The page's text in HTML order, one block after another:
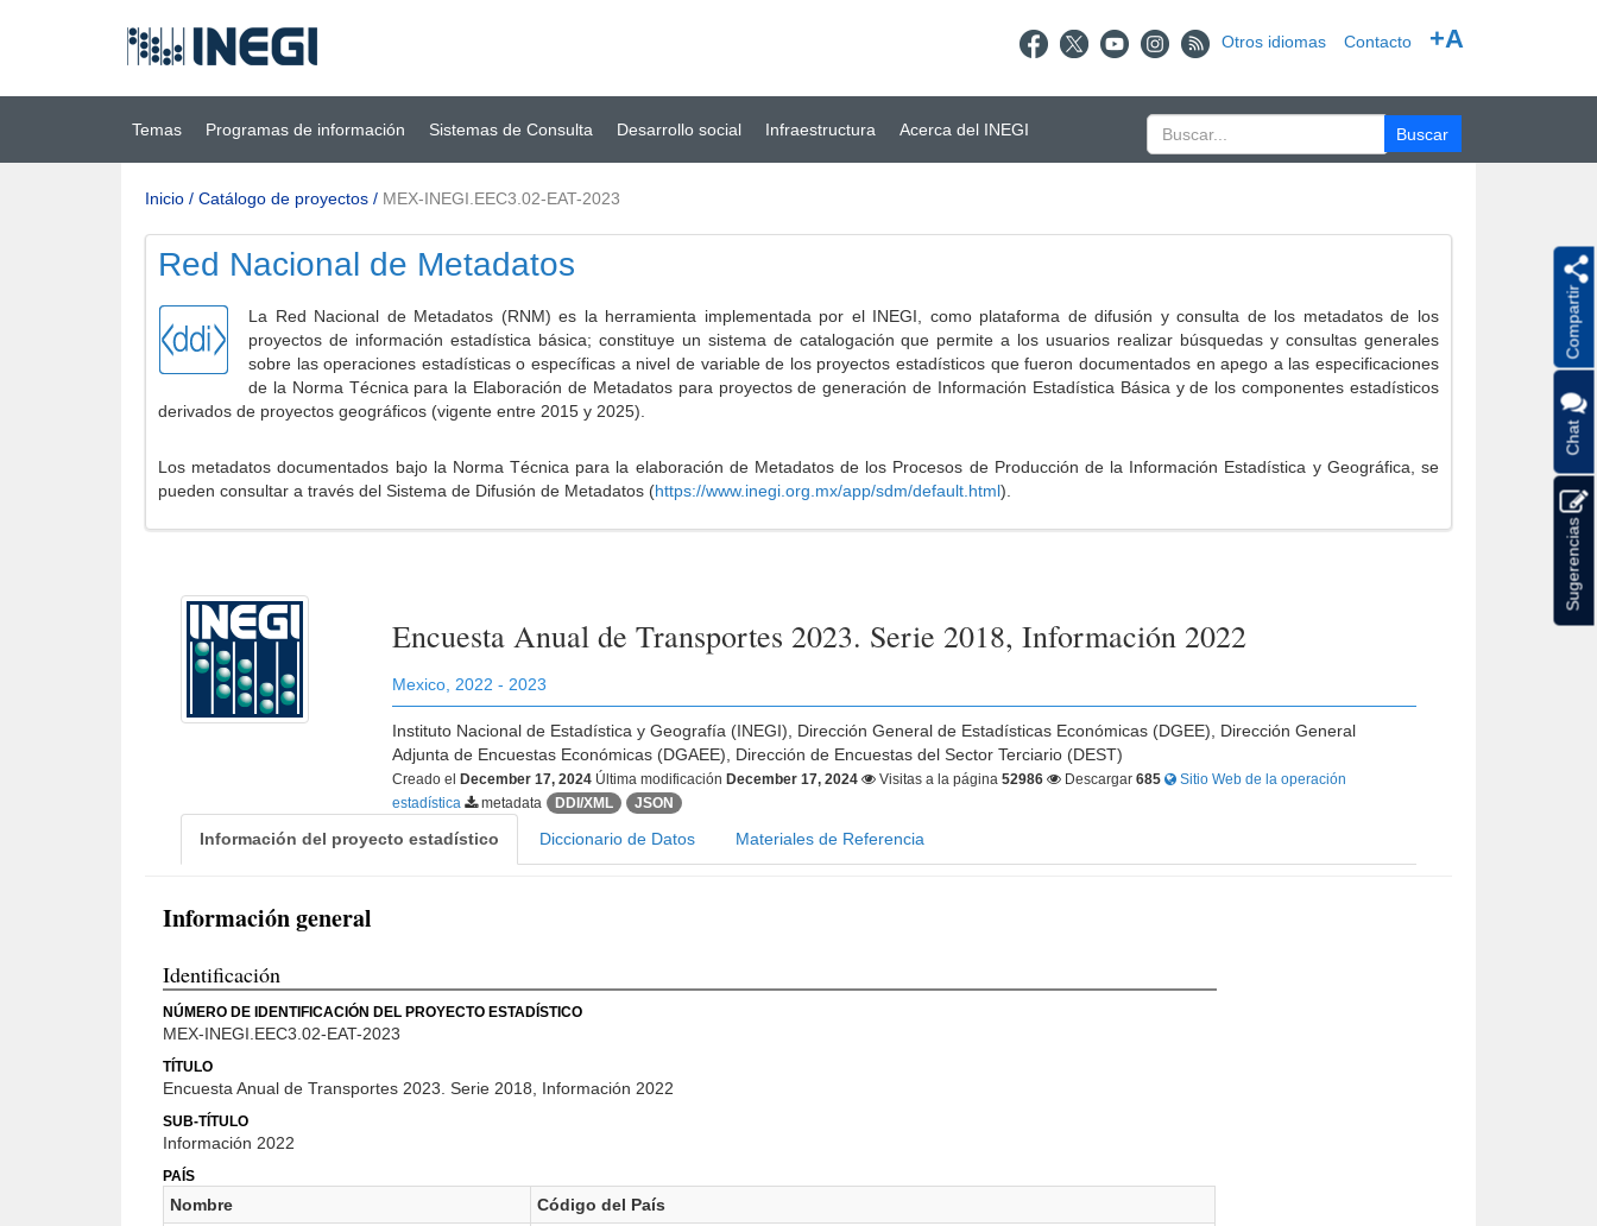
principal
(INEGI) Otros idiomas Contacto +A
Temas Programas de información Sistemas de Consulta Desarrollo social Infraestructura Acerca del INEGI
Inicio / Catálogo de proyectos / MEX-INEGI.EEC3.02-EAT-2023
Red Nacional de Metadatos
La Red Nacional de Metadatos (RNM) es la herramienta implementada por el INEGI, como plataforma de difusión y consulta de los metadatos de los
proyectos de información estadística básica; constituye un sistema de catalogación que permite a los usuarios realizar búsquedas y consultas generales
sobre las operaciones estadísticas o específicas a nivel de variable de los proyectos estadísticos que fueron documentados en apego a las especificaciones
de la Norma Técnica para la Elaboración de Metadatos para proyectos de generación de Información Estadística Básica y de los componentes estadísticos
derivados de proyectos geográficos (vigente entre 2015 y 2025).
Los metadatos documentados bajo la Norma Técnica para la elaboración de Metadatos de los Procesos de Producción de la Información Estadística y Geográfica, se
pueden consultar a través del Sistema de Difusión de Metadatos (https://www.inegi.org.mx/app/sdm/default.html).
Encuesta Anual de Transportes 2023. Serie 2018, Información 2022
Mexico 2022 - 2023
Instituto Nacional de Estadística y Geografía (INEGI), Dirección General de Estadísticas Económicas (DGEE), Dirección General
Adjunta de Encuestas Económicas (DGAEE), Dirección de Encuestas del Sector Terciario (DEST)
Creado el December 17, 2024 Última modificación December 17, 2024 Visitas a la página52986 Descargar685
Sitio Web de la operación
estadística
metadata DDI/XML JSON
Información del proyecto estadístico Diccionario de Datos Materiales de Referencia
Información general
Identificación
NÚMERO DE IDENTIFICACIÓN DEL PROYECTO ESTADÍSTICO
MEX-INEGI.EEC3.02-EAT-2023
TÍTULO
Encuesta Anual de Transportes 2023. Serie 2018, Información 2022
SUB-TÍTULO
Información 2022
PAÍS
Nombre
Código del País
Compartir
Chat
Sugerencias